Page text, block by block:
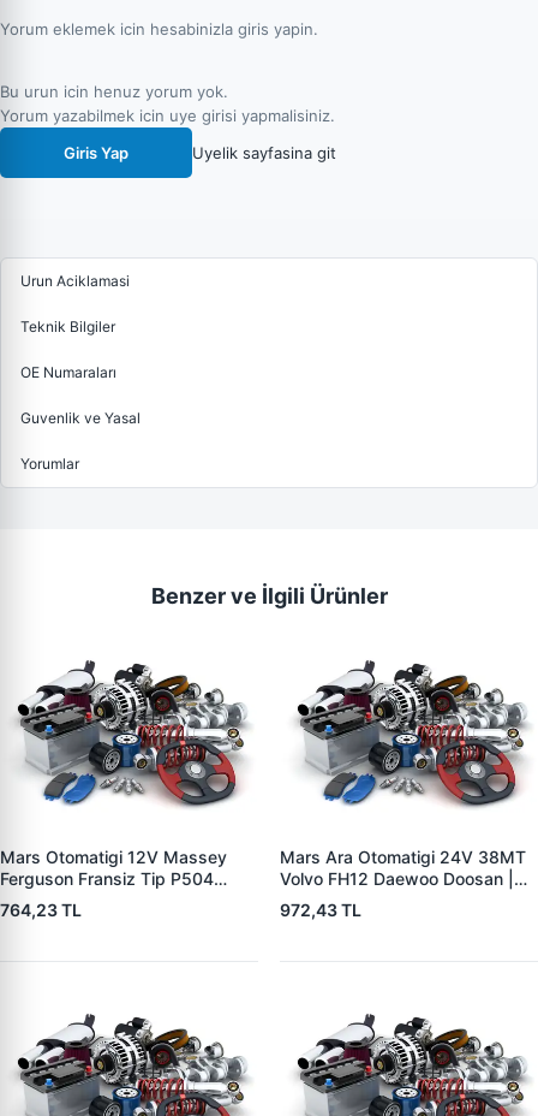
Yorum eklemek icin hesabinizla giris yapin.
Bu urun icin henuz yorum yok.
Yorum yazabilmek icin uye girisi yapmalisiniz.
Giris Yap
Uyelik sayfasina git
Urun Aciklamasi
Teknik Bilgiler
OE Numaraları
Guvenlik ve Yasal
Yorumlar
Benzer ve İlgili Ürünler
Mars Otomatigi 12V Massey
Ferguson Fransiz Tip P504
P505 Xxx | ZM 0560
764,23 TL
Mars Ara Otomatigi 24V 38MT
Volvo FH12 Daewoo Doosan |
ZM 4409 | OEM 10512097
972,43 TL